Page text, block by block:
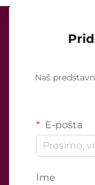
Naš
E-pošta
Ime